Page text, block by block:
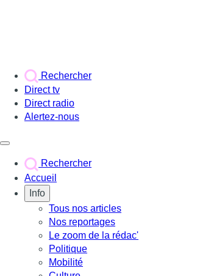
Rechercher
Direct tv
Direct radio
Alertez-nous
Rechercher
Accueil
Info
Tous nos articles
Nos reportages
Le zoom de la rédac'
Politique
Mobilité